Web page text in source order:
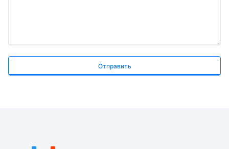
Отправить